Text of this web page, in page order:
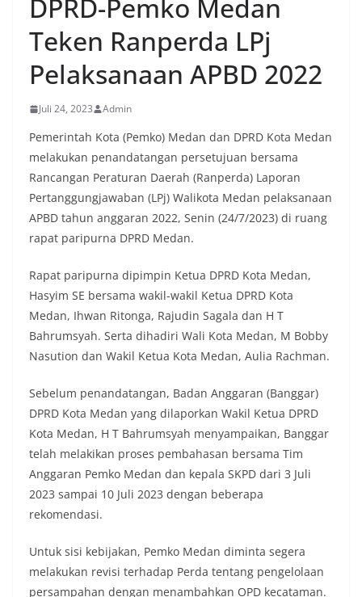
DPRD-Pemko Medan
Teken Ranperda LPj
Pelaksanaan APBD 2022
Juli 24, 2023 Admin
Pemerintah Kota (Pemko) Medan dan DPRD Kota Medan
melakukan penandatangan persetujuan bersama
Rancangan Peraturan Daerah (Ranperda) Laporan
Pertanggungjawaban (LPj) Walikota Medan pelaksanaan
APBD tahun anggaran 2022, Senin (24/7/2023) di ruang
rapat paripurna DPRD Medan.
Rapat paripurna dipimpin Ketua DPRD Kota Medan,
Hasyim SE bersama wakil-wakil Ketua DPRD Kota
Medan, Ihwan Ritonga, Rajudin Sagala dan H T
Bahrumsyah. Serta dihadiri Wali Kota Medan, M Bobby
Nasution dan Wakil Ketua Kota Medan, Aulia Rachman.
Sebelum penandatangan, Badan Anggaran (Banggar)
DPRD Kota Medan yang dilaporkan Wakil Ketua DPRD
Kota Medan, H T Bahrumsyah menyampaikan, Banggar
telah melakikan proses pembahasan bersama Tim
Anggaran Pemko Medan dan kepala SKPD dari 3 Juli
2023 sampai 10 Juli 2023 dengan beberapa
rekomendasi.
Untuk sisi kebijakan, Pemko Medan diminta segera
melakukan revisi terhadap Perda tentang pengelolaan
persampahan dengan menambahkan OPD kecataman.